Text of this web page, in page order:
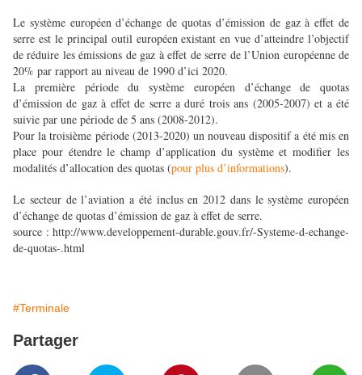
Le système européen d’échange de quotas d’émission de gaz à effet de
serre est le principal outil européen existant en vue d’atteindre l’objectif
de réduire les émissions de gaz à effet de serre de l’Union européenne de
20% par rapport au niveau de 1990 d’ici 2020.
La première période du système européen d’échange de quotas
d’émission de gaz à effet de serre a duré trois ans (2005-2007) et a été
suivie par une période de 5 ans (2008-2012).
Pour la troisième période (2013-2020) un nouveau dispositif a été mis en
place pour étendre le champ d’application du système et modifier les
modalités d’allocation des quotas (pour plus d’informations).
Le secteur de l’aviation a été inclus en 2012 dans le système européen
d’échange de quotas d’émission de gaz à effet de serre.
source : http://www.developpement-durable.gouv.fr/-Systeme-d-echange-
de-quotas-.html
#Terminale
Partager